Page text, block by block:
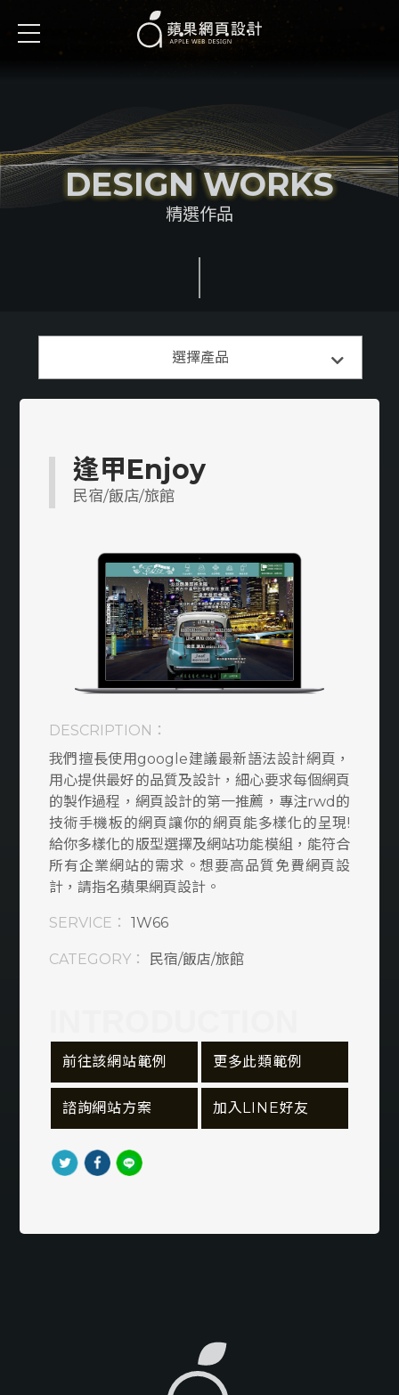
DESIGN WORKS
精選作品
選擇產品
多語系
工業/製造/加工
室內設計裝潢/傢俱
防水/宅修/隔間
貸款/當舖/借款
媒合/仲介平台
搬家/貨運
律師/記帳/會計
窗簾/燈飾/家居
旅行/旅遊/租車
食品/飲料/餐廳
服務業
美容/美髮/美妝
逢甲Enjoy
民宿/飯店/旅館
DESCRIPTION：
我們擅長使用google建議最新語法設計網頁，
用心提供最好的品質及設計，細心要求每個網頁
的製作過程，網頁設計的第一推薦，專注rwd的
技術手機板的網頁讓你的網頁能多樣化的呈現!
給你多樣化的版型選擇及網站功能模組，能符合
所有企業網站的需求。想要高品質免費網頁設
計，請指名蘋果網頁設計。
SERVICE： 1W66
CATEGORY： 民宿/飯店/旅館
前往該網站範例 更多此類範例
諮詢網站方案 加入LINE好友